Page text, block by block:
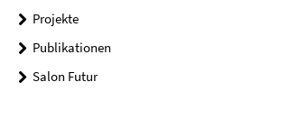
Projekte
Publikationen
Salon Futur